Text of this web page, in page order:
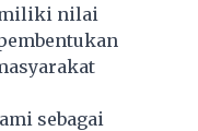
nilai
sebagai